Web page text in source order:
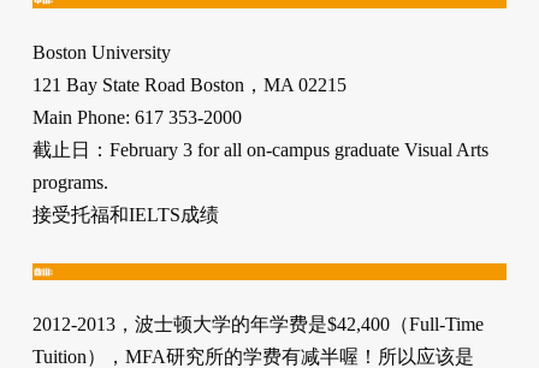
Boston University
121 Bay State Road Boston，MA 02215
Main Phone: 617 353-2000
截止日：February 3 for all on-campus graduate Visual Arts
programs.
接受托福和IELTS成绩
2012-2013，波士顿大学的年学费是$42,400（Full-Time
Tuition），MFA研究所的学费有减半喔！所以应该是